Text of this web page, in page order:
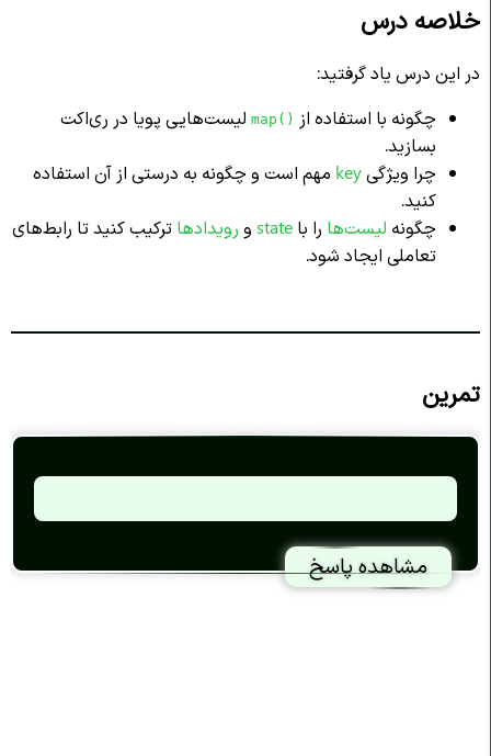
خلاصه درس
در این درس یاد گرفتید:
چگونه با استفاده از map() لیست‌هایی پویا در ری‌اکت
بسازید.
چرا ویژگی key مهم است و چگونه به درستی از آن استفاده
کنید.
چگونه لیست‌ها را با state و رویدادها ترکیب کنید تا رابط‌های
تعاملی ایجاد شود.
تمرین
مشاهده پاسخ